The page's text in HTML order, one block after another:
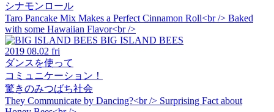
シナモンロール
Taro Pancake Mix Makes a Perfect Cinnamon Roll<br /> Baked
with some Hawaiian Flavor<br />
BIG ISLAND BEES
2019 08.02 fri
ダンスを使って
コミュニケーション！
驚きのみつばち社会
They Communicate by Dancing?<br /> Surprising Fact about